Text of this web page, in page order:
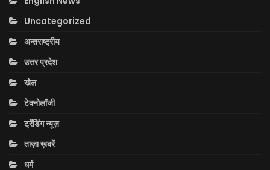
Uncategorized
अन्तराष्ट्रीय
उत्तर प्रदेश
खेल
टेक्नोलॉजी
ट्रेंडिंग न्यूज़
ताज़ा ख़बरें
धर्म